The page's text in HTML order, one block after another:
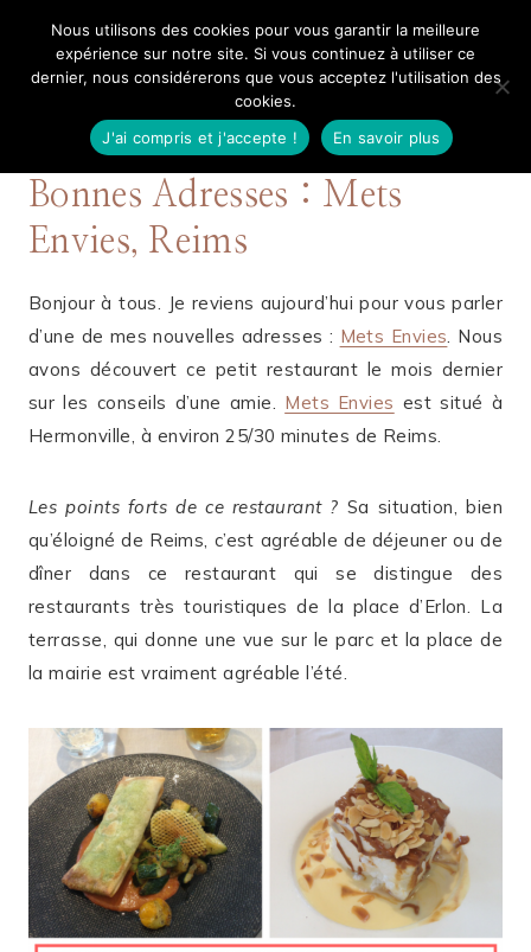
contenuMangue Poudrée
2 OCTOBRE 2016 NON CLASSÉ
Bonnes Adresses : Mets
Envies, Reims
Bonjour à tous. Je reviens aujourd’hui pour vous parler
d’une de mes nouvelles adresses : Mets Envies. Nous
avons découvert ce petit restaurant le mois dernier
sur les conseils d’une amie. Mets Envies est situé à
Hermonville, à environ 25/30 minutes de Reims.
Les points forts de ce restaurant ? Sa situation, bien
qu’éloigné de Reims, c’est agréable de déjeuner ou de
dîner dans ce restaurant qui se distingue des
restaurants très touristiques de la place d’Erlon. La
terrasse, qui donne une vue sur le parc et la place de
la mairie est vraiment agréable l’été.
Nous utilisons des cookies pour vous garantir la meilleure
expérience sur notre site. Si vous continuez à utiliser ce
dernier, nous considérerons que vous acceptez l'utilisation des
cookies.
J'ai compris et j'accepte !
En savoir plus